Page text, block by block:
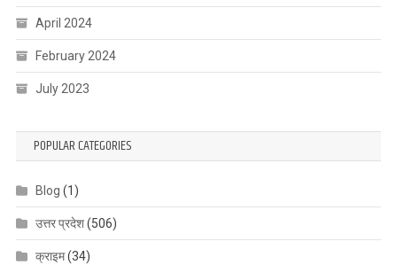
April 2024
February 2024
July 2023
POPULAR CATEGORIES
Blog (1)
उत्तर प्रदेश(506)
क्राइम(34)